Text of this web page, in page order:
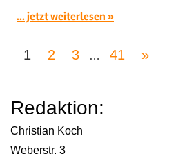
... jetzt weiterlesen
Seitennummerierung
Beiträge
1 2 3 … 41 »
Redaktion:
Christian Koch
Weberstr. 3